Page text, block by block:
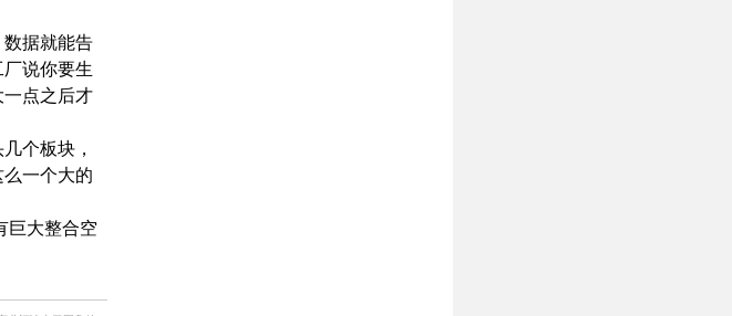
据就能告
说你要生
点之后才
个板块，
一个大的
巨大整合空